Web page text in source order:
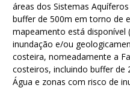
áreas dos Sistemas
buffer de 500m em torno de
mapeamento está disponível
inundação e/ou
costeira, nomeadamente a
costeiros, incluindo buffer de
Água e zonas com risco de